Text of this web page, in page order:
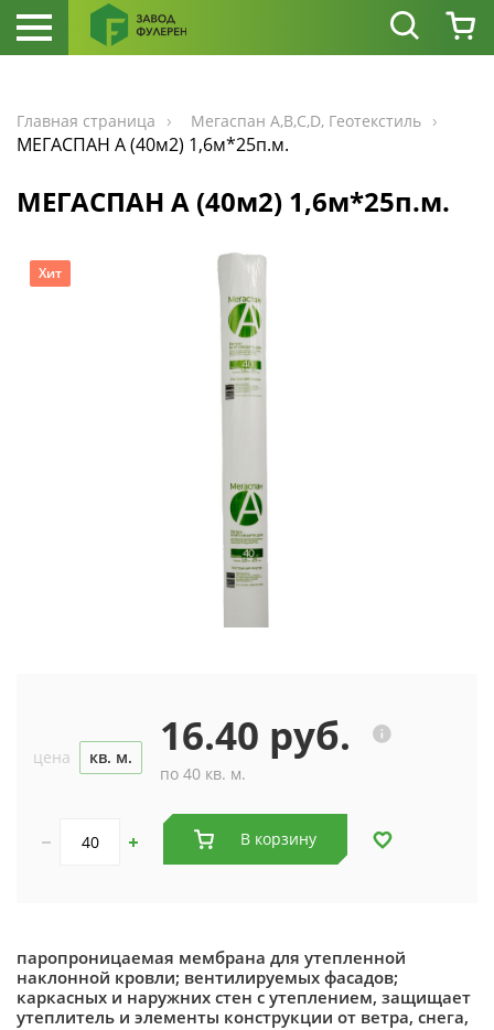
Главная страница Мегаспан А,В,С,D, Геотекстиль
МЕГАСПАН A (40м2) 1,6м*25п.м.
МЕГАСПАН A (40м2) 1,6м*25п.м.
Хит
цена кв. м. 16.40 руб.
по 40 кв. м.
В корзину
паропроницаемая мембрана для утепленной
наклонной кровли; вентилируемых фасадов;
каркасных и наружних стен с утеплением, защищает
утеплитель и элементы конструкции от ветра, снега,